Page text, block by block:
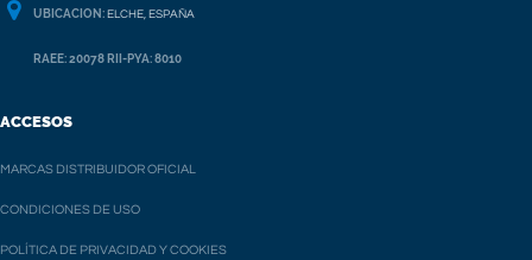
UBICACION: ELCHE, ESPAÑA
RAEE: 20078 RII-PYA: 8010
ACCESOS
MARCAS DISTRIBUIDOR OFICIAL
CONDICIONES DE USO
POLÍTICA DE PRIVACIDAD Y COOKIES